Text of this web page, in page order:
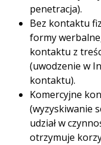
penetracja).
Bez kontaktu
formy
kontaktu z
(uwodzenie w
kontaktu).
Komercyjne
(wyzyskiwanie
udział w
otrzymuje